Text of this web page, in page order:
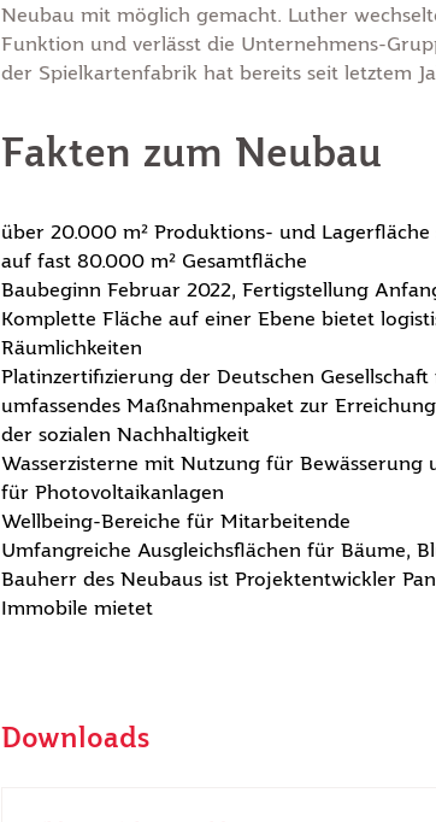
Neubau mit möglich gemacht. Luther
Funktion und verlässt die Unternehmens-
der Spielkartenfabrik hat bereits seit letztem
Fakten zum Neubau
über 20.000 m² Produktions- und
auf fast 80.000 m² Gesamtfläche
Baubeginn Februar 2022, Fertigstellung
Komplette Fläche auf einer Ebene bietet
Räumlichkeiten
Platinzertifizierung der Deutschen
umfassendes Maßnahmenpaket zur
der sozialen Nachhaltigkeit
Wasserzisterne mit Nutzung für
für Photovoltaikanlagen
Wellbeing-Bereiche für Mitarbeitende
Umfangreiche Ausgleichsflächen für Bäume,
Bauherr des Neubaus ist Projektentwickler
Immobile mietet
Downloads